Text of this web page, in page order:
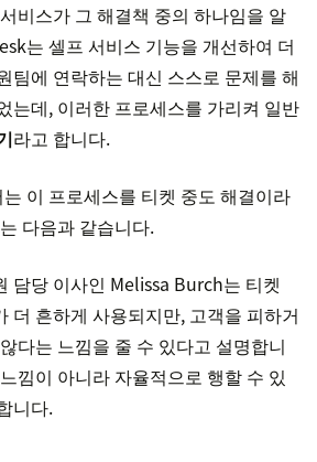
비스가 그 해결책 중의 하나임을 알
는 셀프 서비스 기능을 개선하여 더
팀에 연락하는 대신 스스로 문제를 해
는데, 이러한 프로세스를 가리켜 일반
라고 합니다.
이 프로세스를 티켓 중도 해결이라
다음과 같습니다.
담당 이사인 Melissa Burch는 티켓
더 흔하게 사용되지만, 고객을 피하거
다는 느낌을 줄 수 있다고 설명합니
낌이 아니라 자율적으로 행할 수 있
니다.